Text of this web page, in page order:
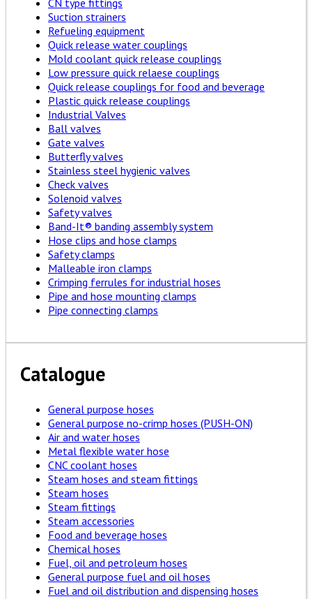
CN type fittings
Suction strainers
Refueling equipment
Quick release water couplings
Mold coolant quick release couplings
Low pressure quick relaese couplings
Quick release couplings for food and beverage
Plastic quick release couplings
Industrial Valves
Ball valves
Gate valves
Butterfly valves
Stainless steel hygienic valves
Check valves
Solenoid valves
Safety valves
Band-It® banding assembly system
Hose clips and hose clamps
Safety clamps
Malleable iron clamps
Crimping ferrules for industrial hoses
Pipe and hose mounting clamps
Pipe connecting clamps
Catalogue
General purpose hoses
General purpose no-crimp hoses (PUSH-ON)
Air and water hoses
Metal flexible water hose
CNC coolant hoses
Steam hoses and steam fittings
Steam hoses
Steam fittings
Steam accessories
Food and beverage hoses
Chemical hoses
Fuel, oil and petroleum hoses
General purpose fuel and oil hoses
Fuel and oil distribution and dispensing hoses